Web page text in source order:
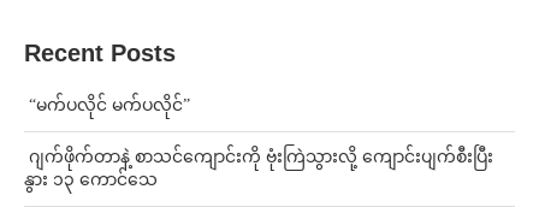
Recent Posts
⁨ ⁨“မက်ပလိုင် မက်ပလိုင်”
⁨⁩ ⁨ဂျက်ဖိုက်တာနဲ့ စာသင်ကျောင်းကို ဗုံးကြဲသွားလို့ ကျောင်းပျက်စီးပြီး
နွား ၁၃ ကောင်သေ